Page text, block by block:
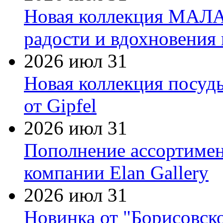
Новая коллекция
радости и
2026 июл 31
Новая коллекция
от Gipfel
2026 июл 31
Пополнение
компании Elan Gallery
2026 июл 31
Новинка от